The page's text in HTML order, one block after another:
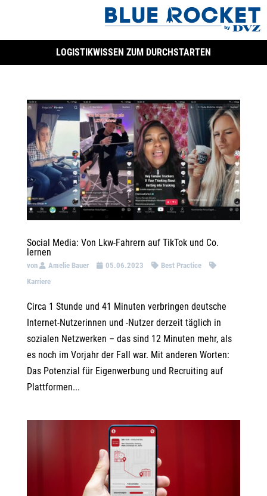
LOGISTIKWISSEN ZUM DURCHSTARTEN
Social Media: Von Lkw-Fahrern auf TikTok und Co.
lernen
von Amelie Bauer 05.06.2023
Best Practice
Karriere
Circa 1 Stunde und 41 Minuten verbringen deutsche
Internet-Nutzerinnen und -Nutzer derzeit täglich in
sozialen Netzwerken – das sind 12 Minuten mehr, als
es noch im Vorjahr der Fall war. Mit anderen Worten:
Das Potenzial für Eigenwerbung und Recruiting auf
Plattformen...